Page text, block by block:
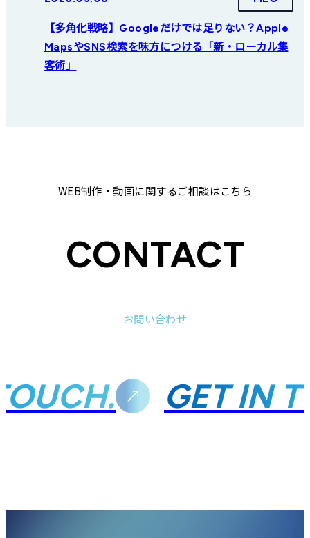
【多角化戦略】Googleだけでは足りない？Apple
MapsやSNS検索を味方につける「新・ローカル集
客術」
WEB制作・動画に関するご相談はこちら
CONTACT
お問い合わせ
GET IN